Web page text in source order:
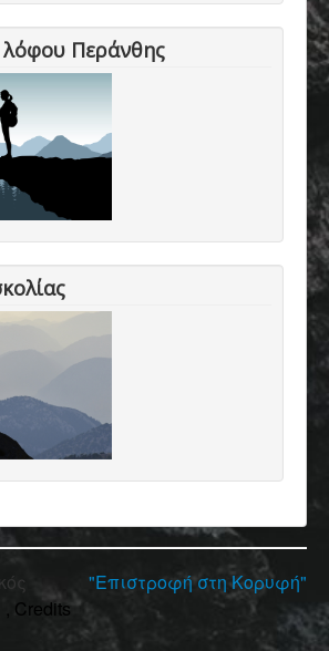
Περάνθης
"Επιστροφή στη Κορυφή"
, Credits